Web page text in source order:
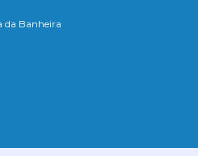
da Banheira